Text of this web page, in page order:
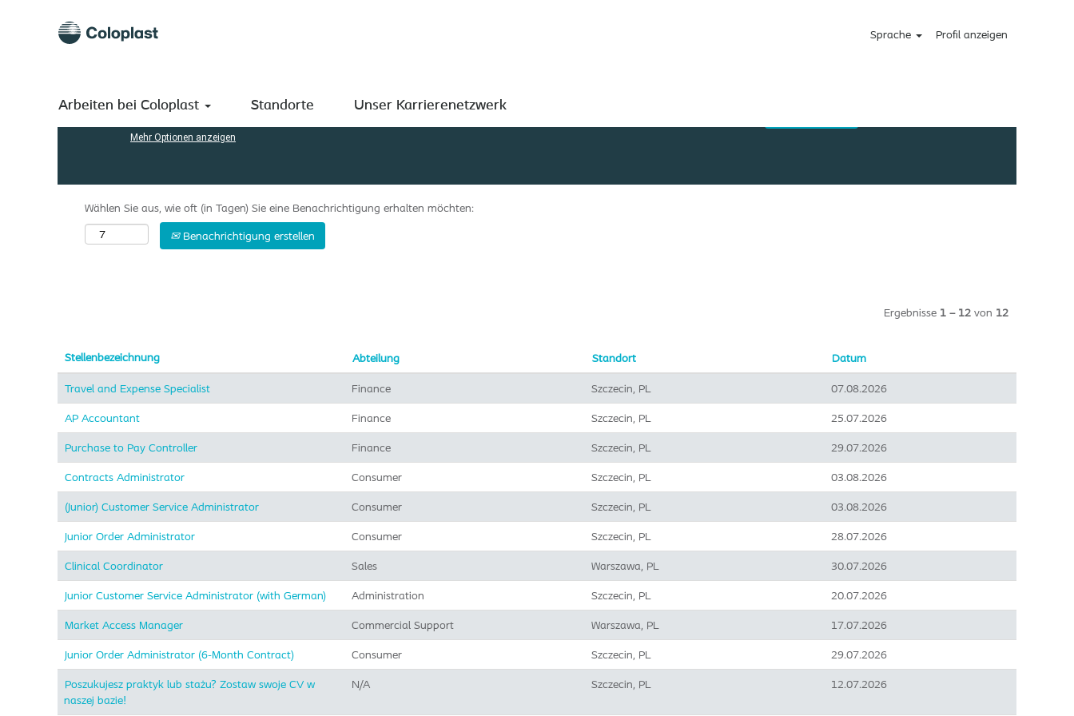
Sprache Profil anzeigen
Arbeiten bei Coloplast Standorte Unser Karrierenetzwerk
Mehr Optionen anzeigen
Wählen Sie aus, wie oft (in Tagen) Sie eine Benachrichtigung erhalten möchten:
Benachrichtigung erstellen
Ergebnisse 1 – 12 von 12
Stellenbezeichnung Abteilung Standort Datum
Travel and Expense Specialist Finance Szczecin, PL 07.08.2026
AP Accountant Finance Szczecin, PL 25.07.2026
Purchase to Pay Controller Finance Szczecin, PL 29.07.2026
Contracts Administrator Consumer Szczecin, PL 03.08.2026
(Junior) Customer Service Administrator Consumer Szczecin, PL 03.08.2026
Junior Order Administrator Consumer Szczecin, PL 28.07.2026
Clinical Coordinator Sales Warszawa, PL 30.07.2026
Junior Customer Service Administrator (with German) Administration Szczecin, PL 20.07.2026
Market Access Manager Commercial Support Warszawa, PL 17.07.2026
Junior Order Administrator (6-Month Contract) Consumer Szczecin, PL 29.07.2026
Poszukujesz praktyk lub stażu? Zostaw swoje CV w
naszej bazie!
N/A Szczecin, PL 12.07.2026